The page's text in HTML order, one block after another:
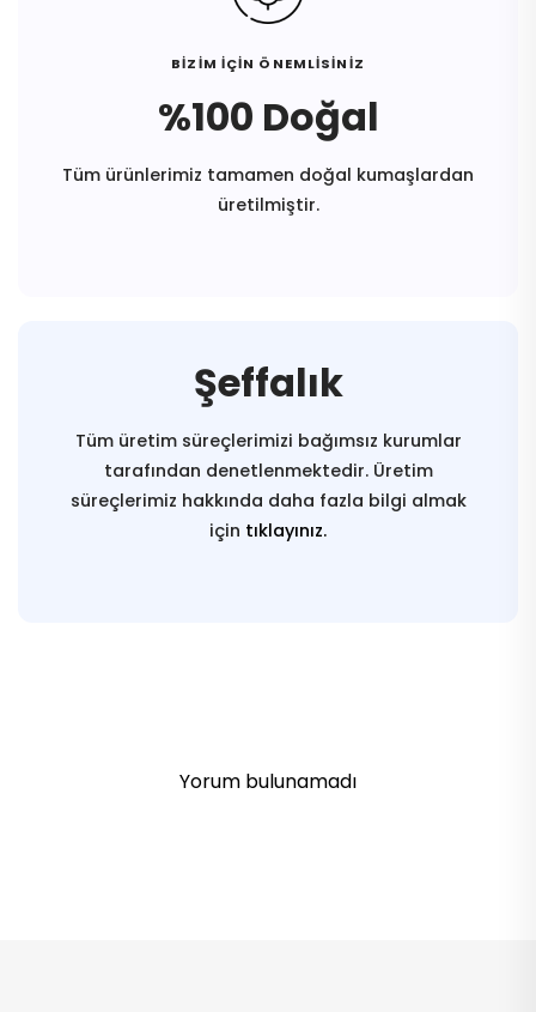
BİZİM İÇİN ÖNEMLİSİNİZ
%100 Doğal
Tüm ürünlerimiz tamamen doğal kumaşlardan
üretilmiştir.
Şeffalık
Tüm üretim süreçlerimizi bağımsız kurumlar
tarafından denetlenmektedir. Üretim
süreçlerimiz hakkında daha fazla bilgi almak
için tıklayınız.
Yorum bulunamadı